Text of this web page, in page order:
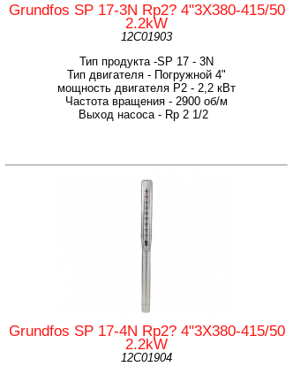
Grundfos SP 17-3N Rp2? 4"3X380-415/50
2.2kW
12C01903
Тип продукта -SP 17 - 3N
Тип двигателя - Погружной 4"
мощность двигателя Р2 - 2,2 кВт
Частота вращения - 2900 об/м
Выход насоса - Rp 2 1/2
Grundfos SP 17-4N Rp2? 4"3X380-415/50
2.2kW
12C01904